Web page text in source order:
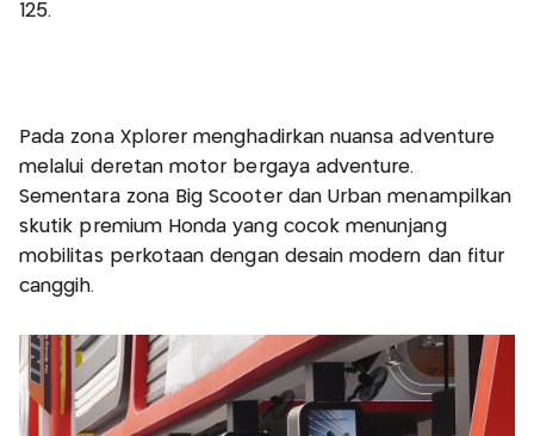
125.
Pada zona Xplorer menghadirkan nuansa adventure
melalui deretan motor bergaya adventure.
Sementara zona Big Scooter dan Urban menampilkan
skutik premium Honda yang cocok menunjang
mobilitas perkotaan dengan desain modern dan fitur
canggih.